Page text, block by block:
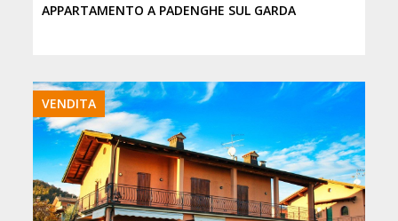
APPARTAMENTO A PADENGHE SUL GARDA
VENDITA